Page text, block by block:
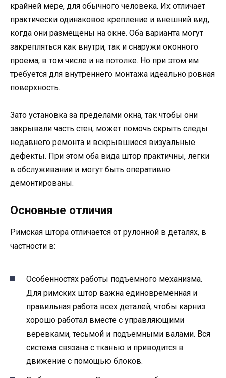
крайней мере, для обычного человека. Их отличает
практически одинаковое крепление и внешний вид,
когда они размещены на окне. Оба варианта могут
закрепляться как внутри, так и снаружи оконного
проема, в том числе и на потолке. Но при этом им
требуется для внутреннего монтажа идеально ровная
поверхность.
Зато установка за пределами окна, так чтобы они
закрывали часть стен, может помочь скрыть следы
недавнего ремонта и вскрывшиеся визуальные
дефекты. При этом оба вида штор практичны, легки
в обслуживании и могут быть оперативно
демонтированы.
Основные отличия
Римская штора отличается от рулонной в деталях, в
частности в:
Особенностях работы подъемного механизма.
Для римских штор важна единовременная и
правильная работа всех деталей, чтобы карниз
хорошо работал вместе с управляющими
веревками, тесьмой и подъемными валами. Вся
система связана с тканью и приводится в
движение с помощью блоков.